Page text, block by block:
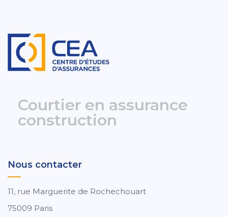
Courtier en assurance
construction
Nous contacter
11, rue Marguerite de Rochechouart
75009 Paris